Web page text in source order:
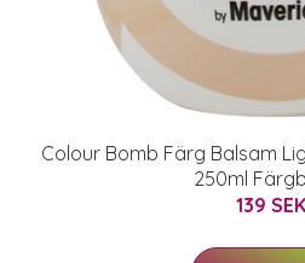
Colour Bomb Färg Balsam
250ml
139 SEK